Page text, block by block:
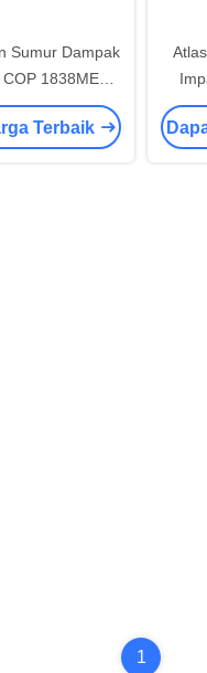
Sumur Dampak
1838ME
Terbaik
1